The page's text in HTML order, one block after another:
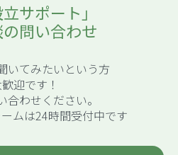
立サポート」
問い合わせ
いてみたいという方
迎です！
合わせください。
ムは24時間受付中です